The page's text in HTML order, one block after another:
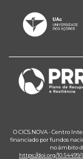
O CICS.NOVA - Centro
financiado por fundos
no âmbito
https://doi.org/